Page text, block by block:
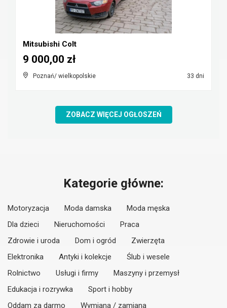
Mitsubishi Colt
Poznań/ wielkopolskie 33 dni
9 000,00 zł
ZOBACZ WIĘCEJ OGŁOSZEŃ
Kategorie główne:
Motoryzacja Moda damska
Moda męska
Dla dzieci
Nieruchomości
Praca
Zdrowie i uroda
Dom i ogród
Zwierzęta
Elektronika
Antyki i kolekcje
Ślub i wesele
Rolnictwo
Usługi i firmy
Maszyny i przemysł
Edukacja i rozrywka
Sport i hobby
Oddam za darmo
Wymiana / zamiana